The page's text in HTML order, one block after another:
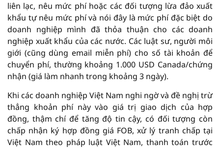
liên lạc, nêu mức phí hoặc các đối tượng lừa đảo xuất
khẩu tự nêu mức phí và nói đây là mức phí đặc biệt do
doanh nghiệp mình đã thỏa thuận cho các doanh
nghiệp xuất khẩu của các nước. Các luật sư, người môi
giới (cũng dùng email miễn phí) cho số tài khoản để
chuyển phí, thường khoảng 1.000 USD Canada/chứng
nhận (giá làm nhanh trong khoảng 3 ngày).
Khi các doanh nghiệp Việt Nam nghi ngờ và đề nghị trừ
thẳng khoản phí này vào giá trị giao dịch của hợp
đồng, thậm chí để tăng độ tin cậy, có đối tượng còn
chấp nhận ký hợp đồng giá FOB, xử lý tranh chấp tại
Việt Nam theo pháp luật Việt Nam, thanh toán trước